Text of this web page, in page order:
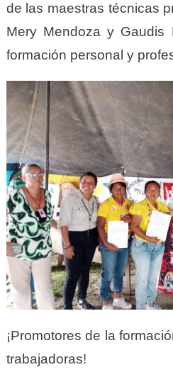
de las maestras técnicas
Mery Mendoza y Gaudis
formación personal y
¡Promotores de la
trabajadoras!